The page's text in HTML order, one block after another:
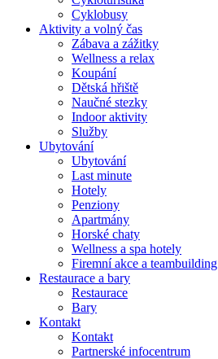
Cyklobusy
Aktivity a volný čas
Zábava a zážitky
Wellness a relax
Koupání
Dětská hřiště
Naučné stezky
Indoor aktivity
Služby
Ubytování
Ubytování
Last minute
Hotely
Penziony
Apartmány
Horské chaty
Wellness a spa hotely
Firemní akce a teambuilding
Restaurace a bary
Restaurace
Bary
Kontakt
Kontakt
Partnerské infocentrum